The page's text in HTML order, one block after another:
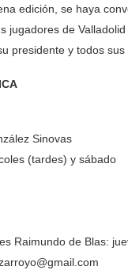
edición, se haya
jugadores de
presidente y todos sus
Sinovas
(tardes) y sábado
Raimundo de Blas: